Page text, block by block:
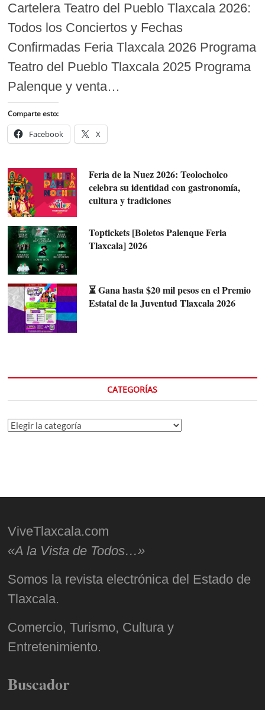
Cartelera Teatro del Pueblo Tlaxcala 2026:
Todos los Conciertos y Fechas
Confirmadas Feria Tlaxcala 2026 Programa
Teatro del Pueblo Tlaxcala 2025 Programa
Palenque y venta…
Comparte esto:
Facebook X
Feria de la Nuez 2026: Teolocholco
celebra su identidad con gastronomía,
cultura y tradiciones
Toptickets [Boletos Palenque Feria
Tlaxcala] 2026
⏳ Gana hasta $20 mil pesos en el Premio
Estatal de la Juventud Tlaxcala 2026
CATEGORÍAS
Categorías
ViveTlaxcala.com
«A la Vista de Todos…»
Somos la revista electrónica del Estado de
Tlaxcala.
Comercio, Turismo, Cultura y
Entretenimiento.
Buscador